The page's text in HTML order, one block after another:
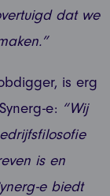
dat we
is erg
e: “Wij
is en
e biedt